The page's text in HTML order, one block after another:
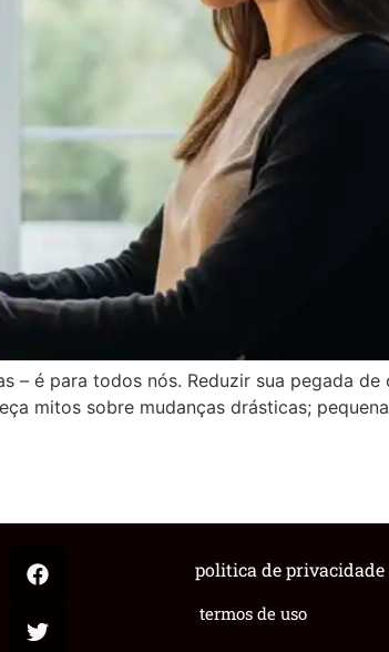
– é para todos nós. Reduzir sua pegada
mitos sobre mudanças drásticas;
termos de uso
politica de privacidade